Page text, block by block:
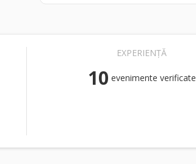
EXPERIENȚĂ
10 evenimente verificate